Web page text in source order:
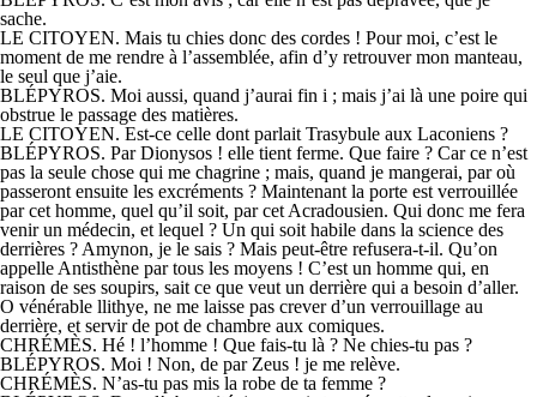
sache.
LE CITOYEN. Mais tu chies donc des cordes ! Pour moi, c’est le
moment de me rendre à l’assemblée, afin d’y retrouver mon manteau,
le seul que j’aie.
BLÉPYROS. Moi aussi, quand j’aurai fin i ; mais j’ai là une poire qui
obstrue le passage des matières.
LE CITOYEN. Est-ce celle dont parlait Trasybule aux Laconiens ?
BLÉPYROS. Par Dionysos ! elle tient ferme. Que faire ? Car ce n’est
pas la seule chose qui me chagrine ; mais, quand je mangerai, par où
passeront ensuite les excréments ? Maintenant la porte est verrouillée
par cet homme, quel qu’il soit, par cet Acradousien. Qui donc me fera
venir un médecin, et lequel ? Un qui soit habile dans la science des
derrières ? Amynon, je le sais ? Mais peut-être refusera-t-il. Qu’on
appelle Antisthène par tous les moyens ! C’est un homme qui, en
raison de ses soupirs, sait ce que veut un derrière qui a besoin d’aller.
O vénérable llithye, ne me laisse pas crever d’un verrouillage au
derrière, et servir de pot de chambre aux comiques.
CHRÉMÈS. Hé ! l’homme ! Que fais-tu là ? Ne chies-tu pas ?
BLÉPYROS. Moi ! Non, de par Zeus ! je me relève.
CHRÉMÈS. N’as-tu pas mis la robe de ta femme ?